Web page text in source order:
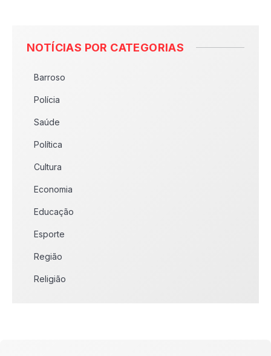
NOTÍCIAS POR CATEGORIAS
Barroso
Polícia
Saúde
Política
Cultura
Economia
Educação
Esporte
Região
Religião